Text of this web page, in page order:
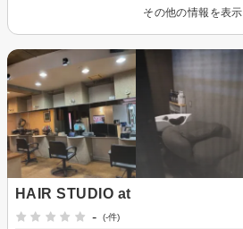
その他の情報を表示
HAIR STUDIO at
-
(-件)